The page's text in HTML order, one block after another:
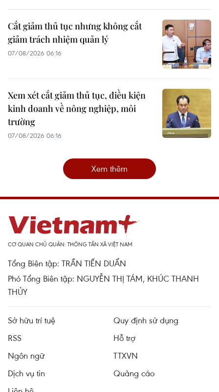
Cắt giảm thủ tục nhưng không cắt
giảm trách nhiệm quản lý
07/08/2026 06:16
Xem xét cắt giảm thủ tục, điều kiện
kinh doanh về nông nghiệp, môi
trường
07/08/2026 06:16
Xem thêm
CƠ QUAN CHỦ QUẢN: THÔNG TẤN XÃ VIỆT NAM
Tổng Biên tập: TRẦN TIẾN DUẨN
Phó Tổng Biên tập: NGUYỄN THỊ TÁM, KHÚC THANH
THỦY
Sở hữu trí tuệ
Quy định sử dụng
RSS
Hỗ trợ
Ngôn ngữ
TTXVN
Dịch vụ tin
Quảng cáo